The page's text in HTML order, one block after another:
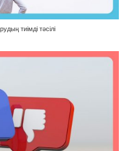
тиімді тәсілі